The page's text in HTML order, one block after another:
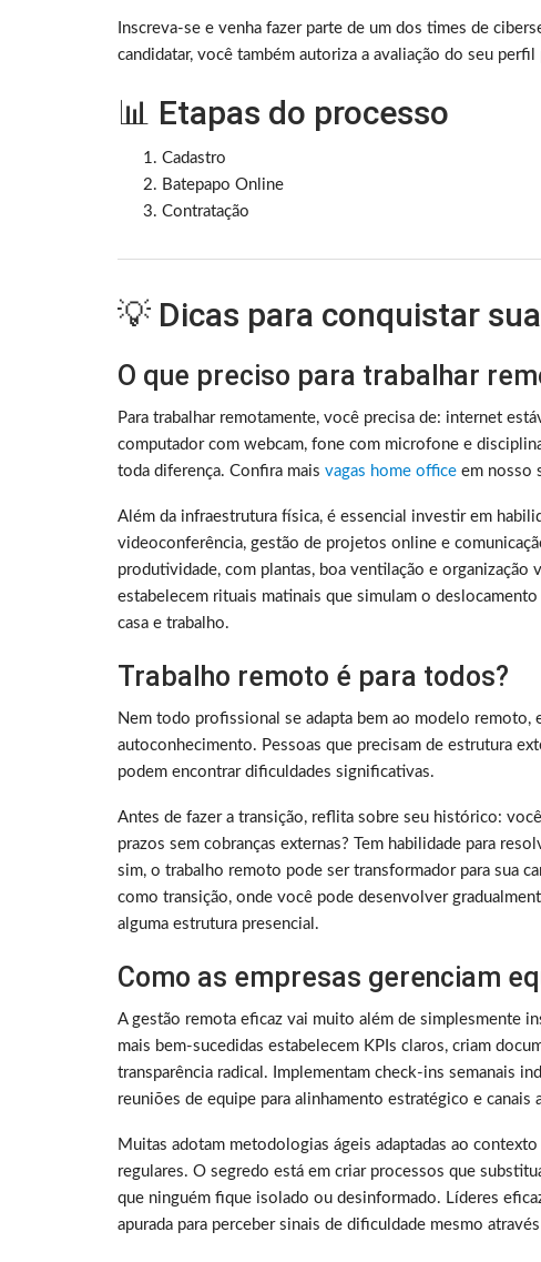
Inscreva-se e venha fazer parte de um dos times de
candidatar, você também autoriza a avaliação do seu perfil
📊 Etapas do processo
Cadastro
Batepapo Online
Contratação
💡 Dicas para conquistar
O que preciso para trabalhar
Para trabalhar remotamente, você precisa de: internet
computador com webcam, fone com microfone e
toda diferença. Confira mais vagas home office em nosso
Além da infraestrutura física, é essencial investir em
videoconferência, gestão de projetos online e
produtividade, com plantas, boa ventilação e
estabelecem rituais matinais que simulam o
casa e trabalho.
Trabalho remoto é para todos?
Nem todo profissional se adapta bem ao modelo remoto,
autoconhecimento. Pessoas que precisam de estrutura
podem encontrar dificuldades significativas.
Antes de fazer a transição, reflita sobre seu histórico:
prazos sem cobranças externas? Tem habilidade para
sim, o trabalho remoto pode ser transformador para sua
como transição, onde você pode desenvolver
alguma estrutura presencial.
Como as empresas gerenciam
A gestão remota eficaz vai muito além de simplesmente
mais bem-sucedidas estabelecem KPIs claros, criam
transparência radical. Implementam check-ins semanais
reuniões de equipe para alinhamento estratégico e canais
Muitas adotam metodologias ágeis adaptadas ao
regulares. O segredo está em criar processos que
que ninguém fique isolado ou desinformado. Líderes
apurada para perceber sinais de dificuldade mesmo